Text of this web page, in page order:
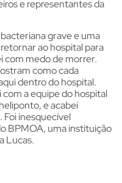
e representantes da
grave e uma
ao hospital para
com medo de morrer.
como cada
dentro do hospital.
a equipe do hospital
e acabei
Foi inesquecível
BPMOA, uma instituição
Lucas.